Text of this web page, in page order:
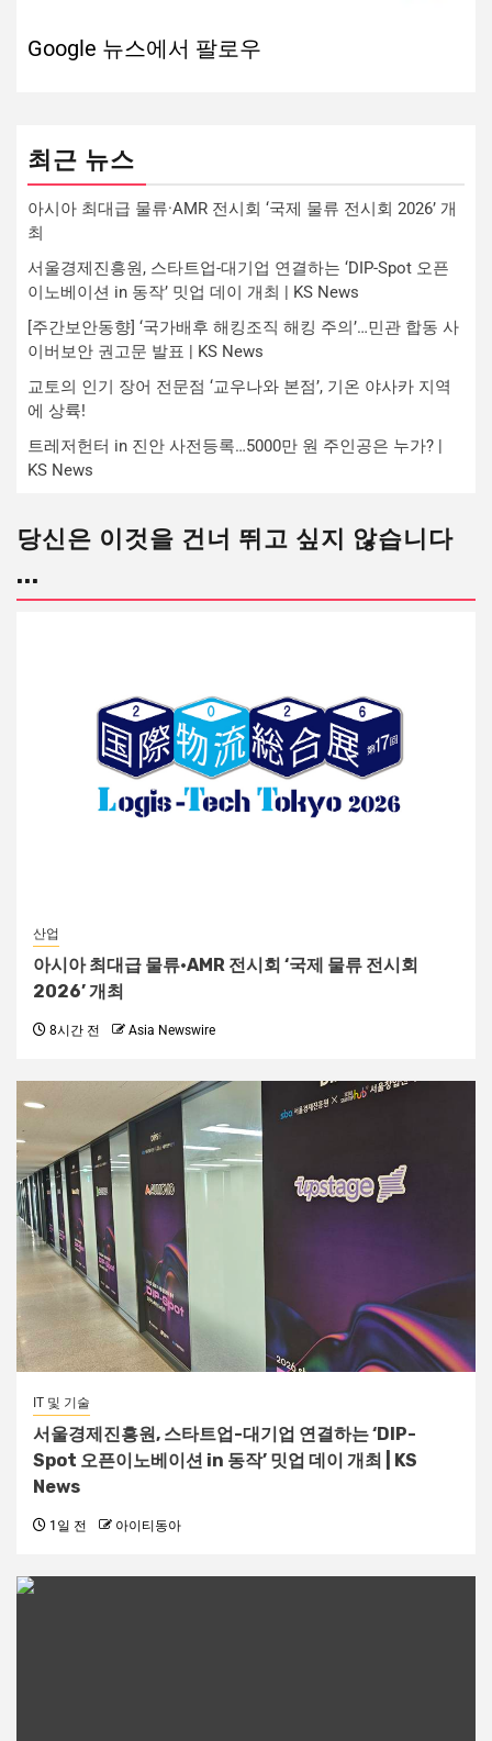
Google 뉴스에서 팔로우
최근 뉴스
아시아 최대급 물류·AMR 전시회 ‘국제 물류 전시회 2026’ 개
최
서울경제진흥원, 스타트업-대기업 연결하는 ‘DIP-Spot 오픈
이노베이션 in 동작’ 밋업 데이 개최 | KS News
[주간보안동향] ‘국가배후 해킹조직 해킹 주의’…민관 합동 사
이버보안 권고문 발표 | KS News
교토의 인기 장어 전문점 ‘교우나와 본점’, 기온 야사카 지역
에 상륙!
트레저헌터 in 진안 사전등록…5000만 원 주인공은 누가? |
KS News
당신은 이것을 건너 뛰고 싶지 않습니다
...
산업
아시아 최대급 물류·AMR 전시회 ‘국제 물류 전시회
2026’ 개최
8시간 전 Asia Newswire
IT 및 기술
서울경제진흥원, 스타트업-대기업 연결하는 ‘DIP-
Spot 오픈이노베이션 in 동작’ 밋업 데이 개최 | KS
News
1일 전 아이티동아